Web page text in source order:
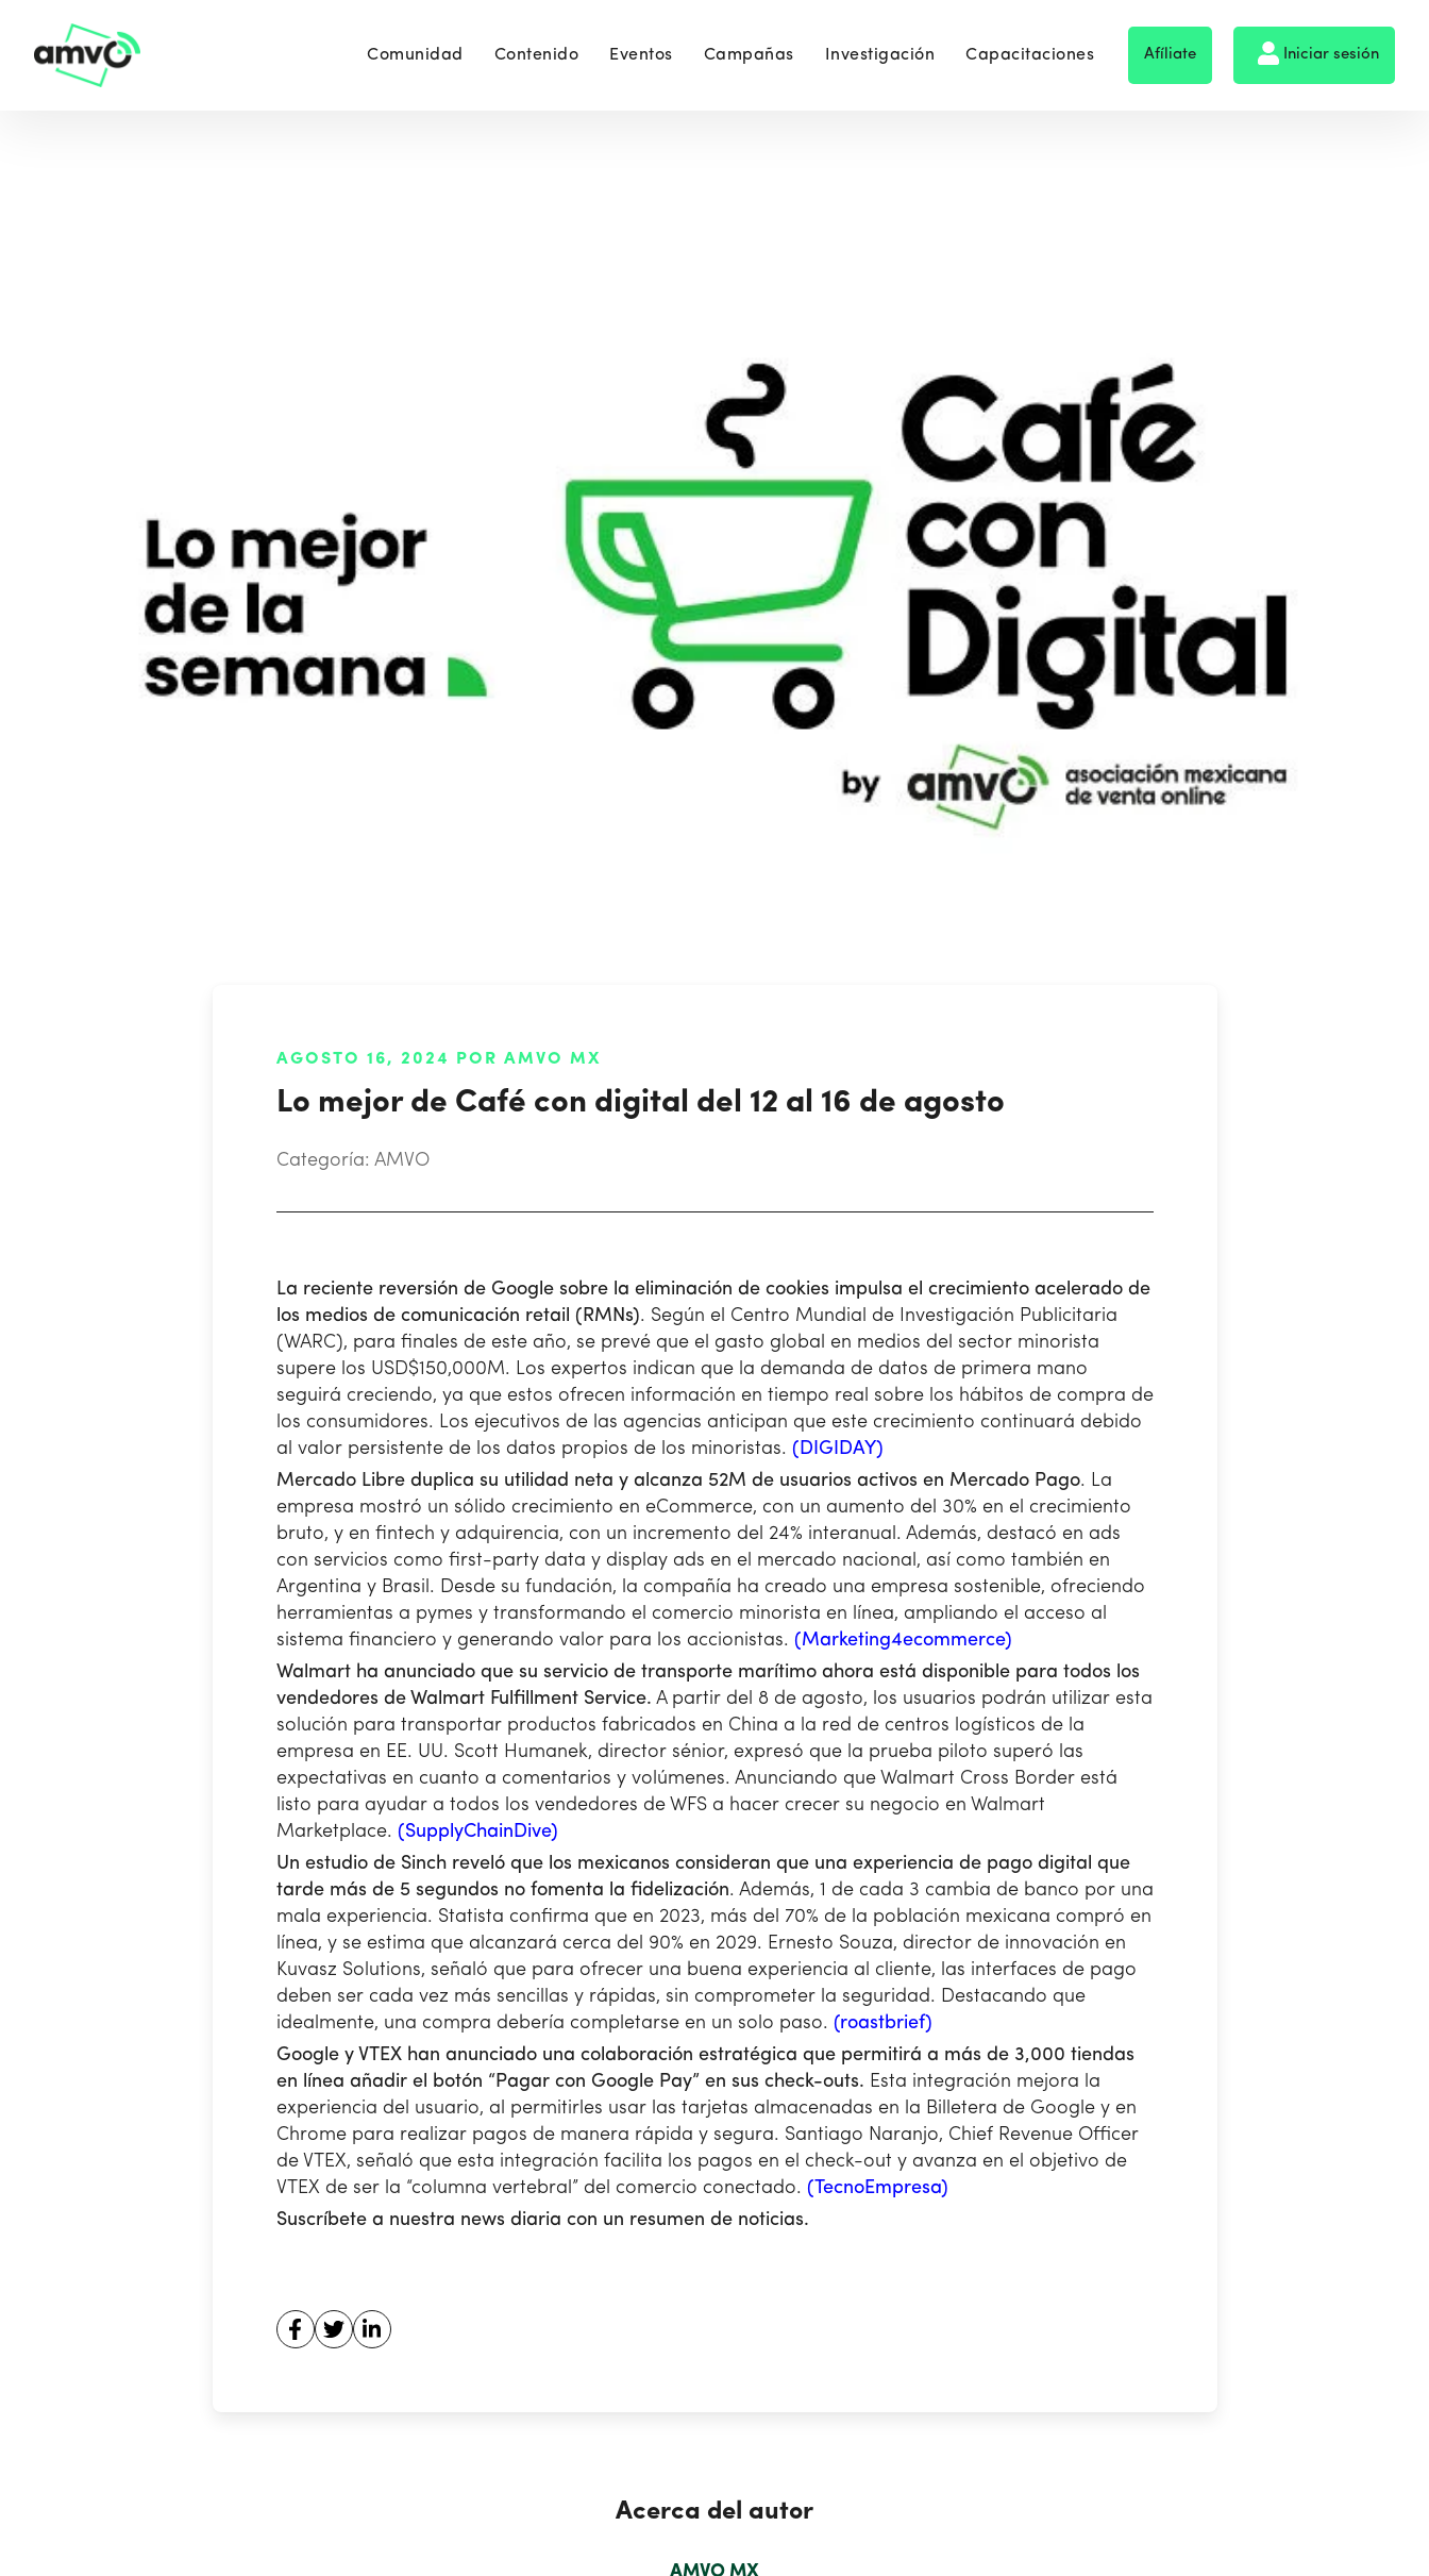
Comunidad Contenido Eventos Campañas Investigación Capacitaciones Afíliate Iniciar sesión
AGOSTO 16, 2024 POR AMVO MX
Lo mejor de Café con digital del 12 al 16 de agosto
Categoría: AMVO
La reciente reversión de Google sobre la eliminación de cookies impulsa el crecimiento acelerado de
los medios de comunicación retail (RMNs). Según el Centro Mundial de Investigación Publicitaria
(WARC), para finales de este año, se prevé que el gasto global en medios del sector minorista
supere los USD$150,000M. Los expertos indican que la demanda de datos de primera mano
seguirá creciendo, ya que estos ofrecen información en tiempo real sobre los hábitos de compra de
los consumidores. Los ejecutivos de las agencias anticipan que este crecimiento continuará debido
al valor persistente de los datos propios de los minoristas. (DIGIDAY)
Mercado Libre duplica su utilidad neta y alcanza 52M de usuarios activos en Mercado Pago. La
empresa mostró un sólido crecimiento en eCommerce, con un aumento del 30% en el crecimiento
bruto, y en fintech y adquirencia, con un incremento del 24% interanual. Además, destacó en ads
con servicios como first-party data y display ads en el mercado nacional, así como también en
Argentina y Brasil. Desde su fundación, la compañía ha creado una empresa sostenible, ofreciendo
herramientas a pymes y transformando el comercio minorista en línea, ampliando el acceso al
sistema financiero y generando valor para los accionistas. (Marketing4ecommerce)
Walmart ha anunciado que su servicio de transporte marítimo ahora está disponible para todos los
vendedores de Walmart Fulfillment Service. A partir del 8 de agosto, los usuarios podrán utilizar esta
solución para transportar productos fabricados en China a la red de centros logísticos de la
empresa en EE. UU. Scott Humanek, director sénior, expresó que la prueba piloto superó las
expectativas en cuanto a comentarios y volúmenes. Anunciando que Walmart Cross Border está
listo para ayudar a todos los vendedores de WFS a hacer crecer su negocio en Walmart
Marketplace. (SupplyChainDive)
Un estudio de Sinch reveló que los mexicanos consideran que una experiencia de pago digital que
tarde más de 5 segundos no fomenta la fidelización. Además, 1 de cada 3 cambia de banco por una
mala experiencia. Statista confirma que en 2023, más del 70% de la población mexicana compró en
línea, y se estima que alcanzará cerca del 90% en 2029. Ernesto Souza, director de innovación en
Kuvasz Solutions, señaló que para ofrecer una buena experiencia al cliente, las interfaces de pago
deben ser cada vez más sencillas y rápidas, sin comprometer la seguridad. Destacando que
idealmente, una compra debería completarse en un solo paso. (roastbrief)
Google y VTEX han anunciado una colaboración estratégica que permitirá a más de 3,000 tiendas
en línea añadir el botón “Pagar con Google Pay” en sus check-outs. Esta integración mejora la
experiencia del usuario, al permitirles usar las tarjetas almacenadas en la Billetera de Google y en
Chrome para realizar pagos de manera rápida y segura. Santiago Naranjo, Chief Revenue Officer
de VTEX, señaló que esta integración facilita los pagos en el check-out y avanza en el objetivo de
VTEX de ser la “columna vertebral” del comercio conectado. (TecnoEmpresa)
Suscríbete a nuestra news diaria con un resumen de noticias.
Acerca del autor
AMVO MX